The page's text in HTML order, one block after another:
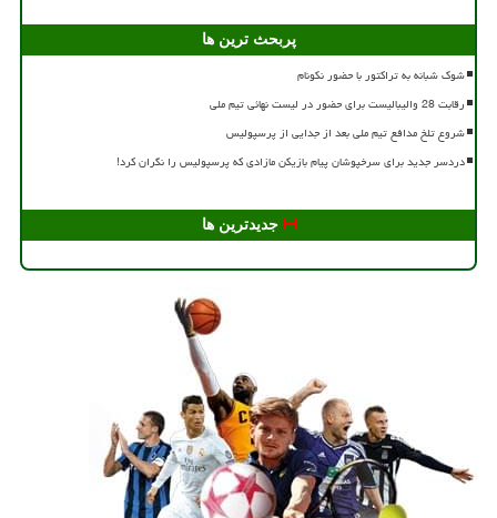
پربحث ترین ها
شوک شبانه به تراکتور با حضور نکونام
رقابت 28 والیبالیست برای حضور در لیست نهائی تیم ملی
شروع تلخ مدافع تیم ملی بعد از جدایی از پرسپولیس
دردسر جدید برای سرخپوشان پیام بازیکن مازادی که پرسپولیس را نگران کرد!
جدیدترین ها